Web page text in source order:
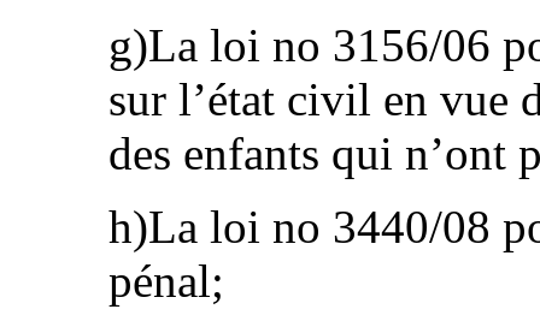
g)La loi no 3156/06
sur l’état civil en vue
des enfants qui n’ont
h)La loi no 3440/08
pénal;